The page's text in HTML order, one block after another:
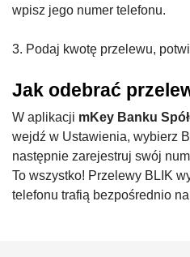
wpisz jego numer telefonu.
3. Podaj kwotę przelewu,
Jak odebrać
W aplikacji mKey Banku
wejdź w Ustawienia, wybierz
następnie zarejestruj swój
To wszystko! Przelewy BLIK
telefonu trafią bezpośrednio